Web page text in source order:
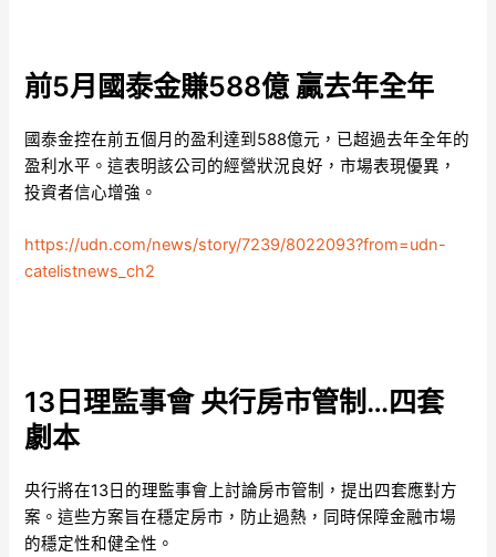
前5月國泰金賺588億 贏去年全年
國泰金控在前五個月的盈利達到588億元，已超過去年全年的
盈利水平。這表明該公司的經營狀況良好，市場表現優異，
投資者信心增強。
https://udn.com/news/story/7239/8022093?from=udn-
catelistnews_ch2
13日理監事會 央行房市管制…四套
劇本
央行將在13日的理監事會上討論房市管制，提出四套應對方
案。這些方案旨在穩定房市，防止過熱，同時保障金融市場
的穩定性和健全性。